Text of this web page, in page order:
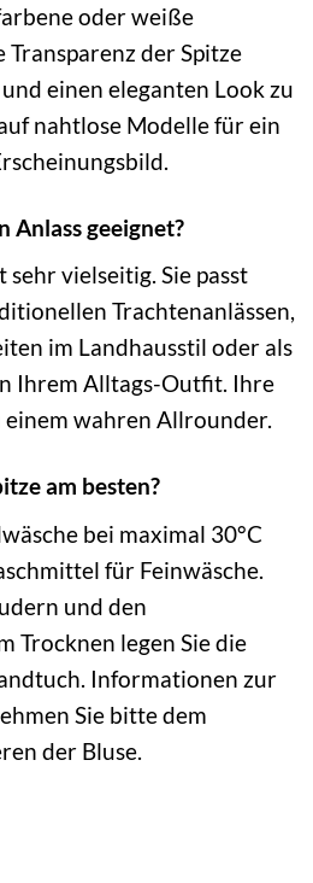
oder weiße
Transparenz der Spitze
einen eleganten Look zu
nahtlose Modelle für ein
Anlass geeignet?
sehr vielseitig. Sie passt
Trachtenanlässen,
im Landhausstil oder als
Ihrem Alltags-Outfit. Ihre
einem wahren Allrounder.
am besten?
bei maximal 30°C
für Feinwäsche.
und den
Trocknen legen Sie die
Informationen zur
Sie bitte dem
der Bluse.